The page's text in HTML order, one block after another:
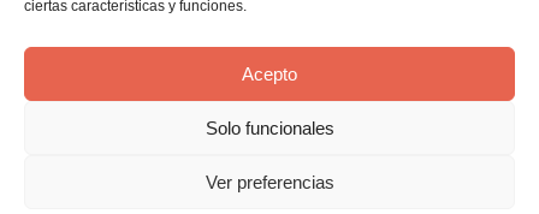
ciertas características y funciones.
Acepto
Solo funcionales
Ver preferencias
© Buenafuente del Sistal 2025 |
↑